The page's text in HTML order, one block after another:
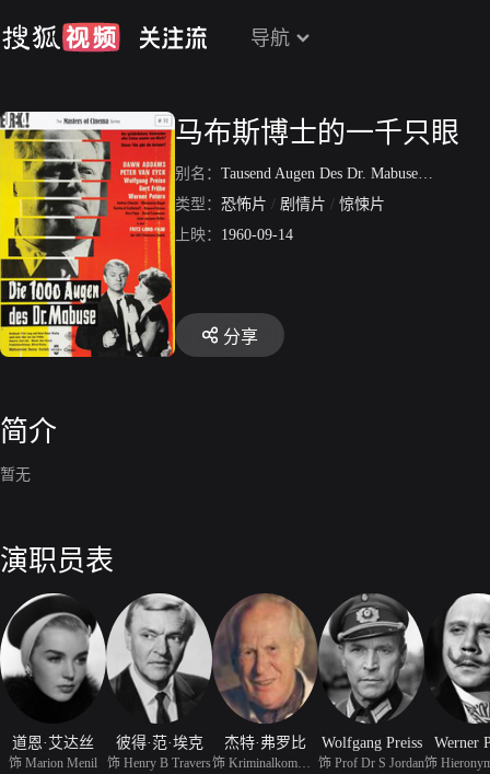
导航
马布斯博士的一千只眼
别名： Tausend Augen Des Dr. Mabuse /Die
类型： 恐怖片 / 剧情片 / 惊悚片
上映： 1960-09-14
分享
简介
暂无
演职员表
道恩·艾达丝
饰 Marion Menil
彼得·范·埃克
饰 Henry B Travers
杰特·弗罗比 Wolfgang Preiss
饰 Prof Dr S Jordan
Werner